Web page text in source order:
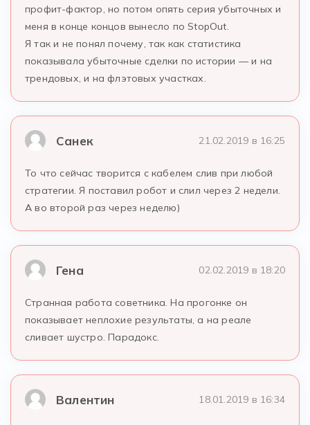
профит-фактор, но потом опять серия убыточных и
меня в конце концов вынесло по StopOut.
Я так и не понял почему, так как статистика
показывала убыточные сделки по истории — и на
трендовых, и на флэтовых участках.
Санек 21.02.2019 в 16:25
То что сейчас творится с кабелем слив при любой
стратегии. Я поставил робот и слил через 2 недели.
А во второй раз через неделю)
Гена 02.02.2019 в 18:20
Странная работа советника. На прогонке он
показывает неплохие результаты, а на реале
сливает шустро. Парадокс.
Валентин 18.01.2019 в 16:34